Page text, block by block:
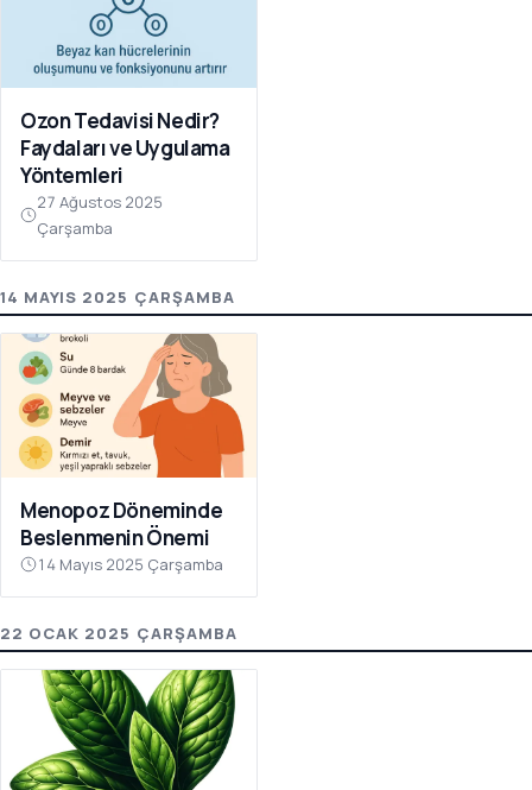
Ozon Tedavisi Nedir?
Faydaları ve Uygulama
Yöntemleri
27 Ağustos 2025
Çarşamba
14 MAYIS 2025 ÇARŞAMBA
Menopoz Döneminde
Beslenmenin Önemi
14 Mayıs 2025 Çarşamba
22 OCAK 2025 ÇARŞAMBA